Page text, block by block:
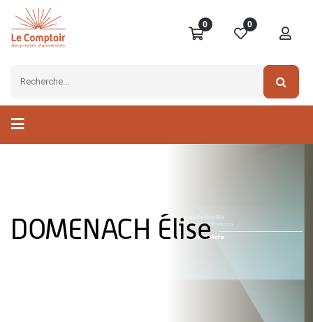
0 0
DOMENACH Élise